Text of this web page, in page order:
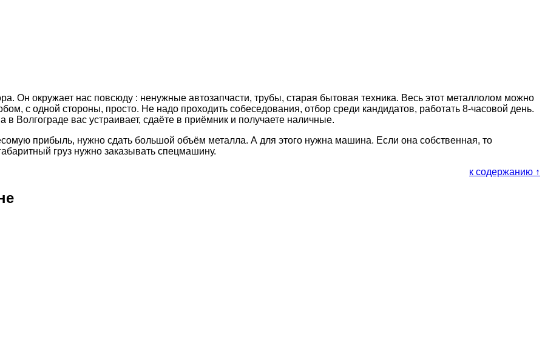
Он окружает нас повсюду : ненужные автозапчасти, трубы, старая бытовая техника. Весь этот металлолом можно
с одной стороны, просто. Не надо проходить собеседования, отбор среди кандидатов, работать 8-часовой день.
Волгограде вас устраивает, сдаёте в приёмник и получаете наличные.
прибыль, нужно сдать большой объём металла. А для этого нужна машина. Если она собственная, то
груз нужно заказывать спецмашину.
к содержанию ↑